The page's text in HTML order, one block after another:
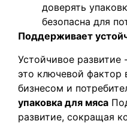
доверять
безопасна для
Поддерживает
Устойчивое
это ключевой фактор
бизнесом и
упаковка для мяса
развитие, сокращая